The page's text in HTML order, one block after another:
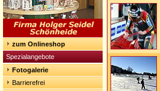
zum Onlineshop
Spezialangebote
Fotogalerie
Barrierefrei